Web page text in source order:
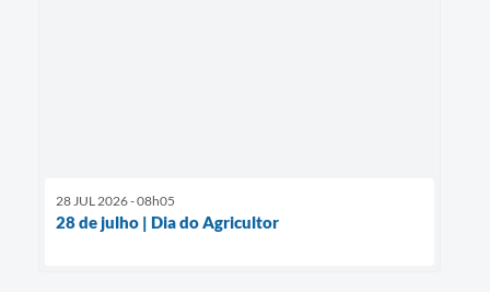
28 JUL 2026 - 08h05
28 de julho | Dia do Agricultor